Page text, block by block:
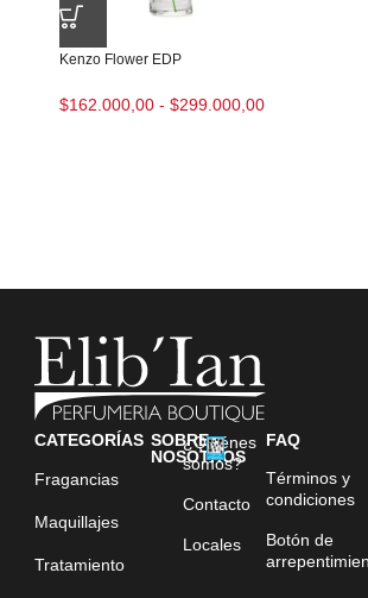
Kenzo Flower EDP
$162.000,00 - $299.000,00
CATEGORÍAS
Fragancias
Maquillajes
Tratamiento
SOBRE
NOSOTROS
¿Quiénes
somos?
Contacto
Locales
FAQ
Términos y
condiciones
Botón de